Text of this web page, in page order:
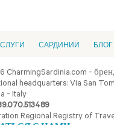
CАРДИНИИ БЛОГ
CharmingSardinia.com -
headquarters: Via San
- Italy
Regional Registry of